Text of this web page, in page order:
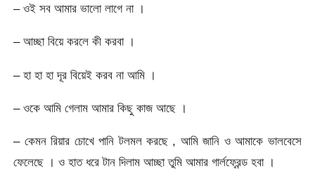
– ওই সব আমার ভালো লাগে না ।
– আচ্ছা বিয়ে করলে কী করবা ।
– হা হা হা দূর বিয়েই করব না আমি ।
– ওকে আমি গেলাম আমার কিছু কাজ আছে ।
– কেমন রিয়ার চোখে পানি টলমল করছে , আমি জানি ও আমাকে ভালবেসে
ফেলেছে । ও হাত ধরে টান দিলাম আচ্ছা তুমি আমার গার্লফ্রেন্ড হবা ।